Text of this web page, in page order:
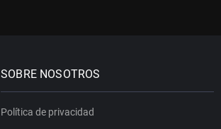
SOBRE NOSOTROS
Política de privacidad